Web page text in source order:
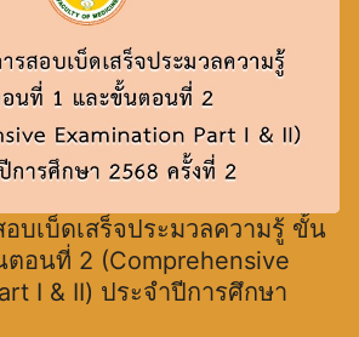
บเบ็ดเสร็จประมวลความรู้ ขั้น
อนที่ 2 (Comprehensive
I & II) ประจำปีการศึกษา